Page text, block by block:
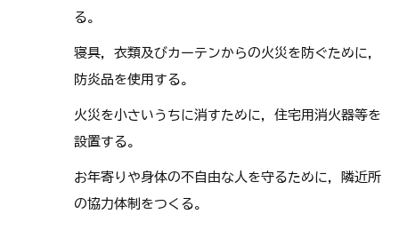
る。
寝具，衣類及びカーテンからの火災を防ぐために，
防炎品を使用する。
火災を小さいうちに消すために，住宅用消火器等を
設置する。
お年寄りや身体の不自由な人を守るために，隣近所
の協力体制をつくる。